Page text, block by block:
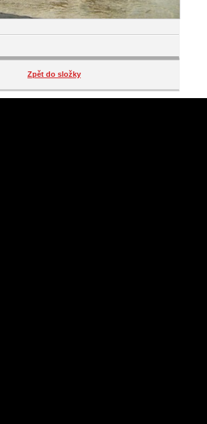
Zpět do složky